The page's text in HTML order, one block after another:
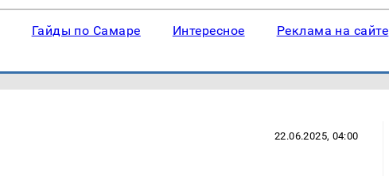
Гайды по Самаре Интересное Реклама на сайте
22.06.2025, 04:00